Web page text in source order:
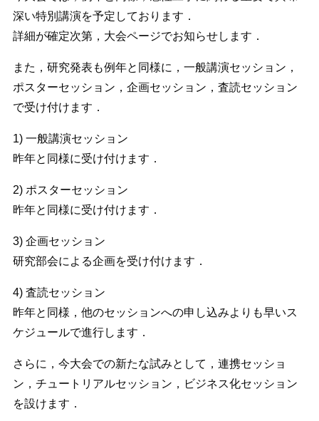
深い特別講演を予定しております．
詳細が確定次第，大会ページでお知らせします．
また，研究発表も例年と同様に，一般講演セッション，
ポスターセッション，企画セッション，査読セッション
で受け付けます．
1) 一般講演セッション
昨年と同様に受け付けます．
2) ポスターセッション
昨年と同様に受け付けます．
3) 企画セッション
研究部会による企画を受け付けます．
4) 査読セッション
昨年と同様，他のセッションへの申し込みよりも早いス
ケジュールで進行します．
さらに，今大会での新たな試みとして，連携セッショ
ン，チュートリアルセッション，ビジネス化セッション
を設けます．